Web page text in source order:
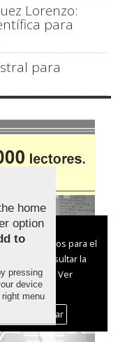
Lorenzo:
para
para
y de terceros para el
Puedes consultar la
Ver
y Cookies
Personalizar
home
option
to
pressing
device
menu